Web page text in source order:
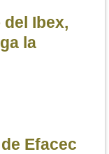
Ibex,
la
Efacec